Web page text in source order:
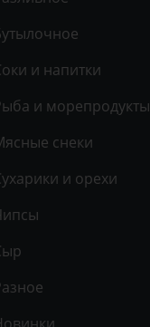
и напитки
и морепродукты
снеки
и орехи